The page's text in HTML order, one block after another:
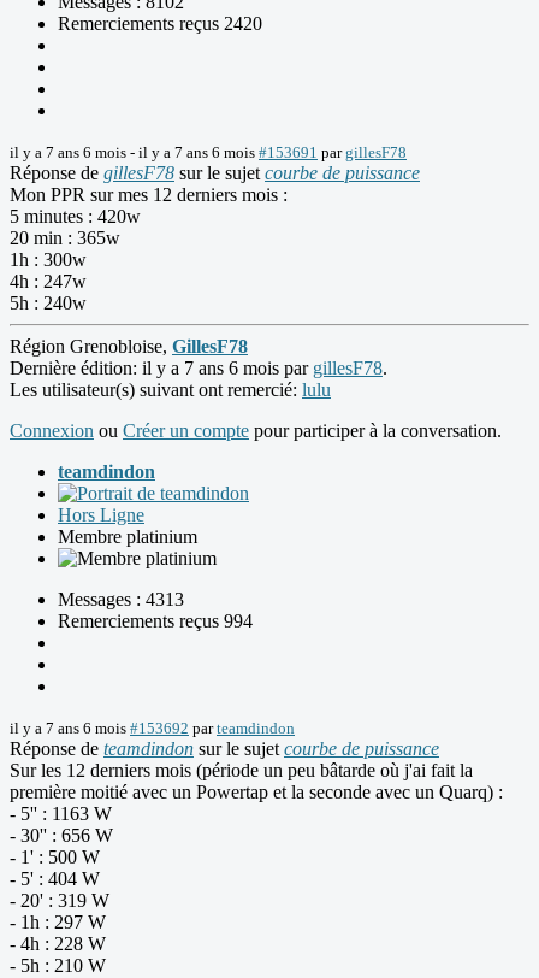
Remerciements reçus 2420
il y a 7 ans 6 mois - il y a 7 ans 6 mois #153691 pargillesF78
Réponse de gillesF78 sur le sujet courbe de puissance
Mon PPR sur mes 12 derniers mois :
5 minutes : 420w
20 min : 365w
1h : 300w
4h : 247w
5h : 240w
Région Grenobloise, GillesF78
Dernière édition: il y a 7 ans 6 mois par gillesF78.
Les utilisateur(s) suivant ont remercié: lulu
Connexion ou Créer un compte pour participer à la conversation.
teamdindon
Hors Ligne
Membre platinium
Messages : 4313
Remerciements reçus 994
il y a 7 ans 6 mois #153692 parteamdindon
Réponse de teamdindon sur le sujet courbe de puissance
Sur les 12 derniers mois (période un peu bâtarde où j'ai fait la
première moitié avec un Powertap et la seconde avec un Quarq) :
- 5'' : 1163 W
- 30'' : 656 W
- 1' : 500 W
- 5' : 404 W
- 20' : 319 W
- 1h : 297 W
- 4h : 228 W
- 5h : 210 W